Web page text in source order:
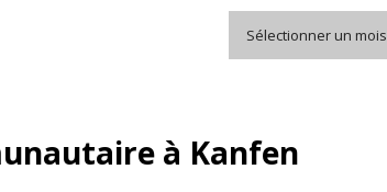
Sélectionner un mois
à Kanfen